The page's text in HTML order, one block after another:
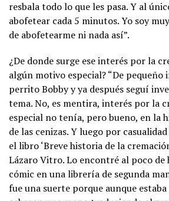
resbala todo lo que les pasa. Y al
abofetear cada 5 minutos. Yo soy
de abofetearme ni nada así”.
¿De donde surge ese interés por la
algún motivo especial? “De pequeño
perrito Bobby y ya después seguí
tema. No, es mentira, interés por la
especial no tenía, pero bueno, en la
de las cenizas. Y luego por
el libro ‘Breve historia de la
Lázaro Vitro. Lo encontré al poco de
cómic en una librería de segunda
fue una suerte porque aunque